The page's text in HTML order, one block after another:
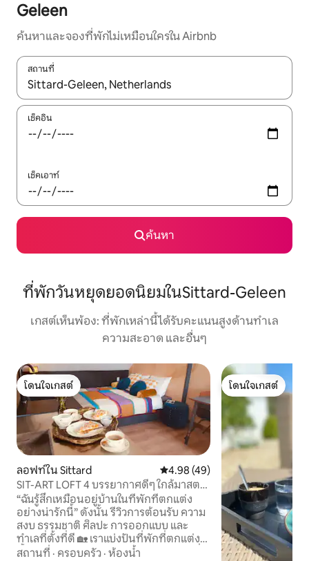
Geleen
ค้นหาและจองที่พักไม่เหมือนใครใน Airbnb
สถานที่
ใช้ลูกศรขึ้นลง หรือใช้การสัมผัสหรือปัด เพื่อสำรวจผลการค้นหา
เช็คอิน
เช็คเอาท์
ค้นหา
ที่พักวันหยุดยอดนิยมในSittard-Geleen
เกสต์เห็นพ้อง: ที่พักเหล่านี้ได้รับคะแนนสูงด้านทำเล
ความสะอาด และอื่นๆ
โดนใจเกสต์
โดนใจเกสต์
ลอฟท์ใน Sittard คะแนนเฉลี่ย 4.98 จาก 5, 49 รีวิว
4.98 (49)
SIT-ART LOFT 4 บรรยากาศดีๆ ใกล้มาสตริ
ชต์ DE/BE/NL
“ฉันรู้สึกเหมือนอยู่บ้านในที่พักที่ตกแต่ง
อย่างน่ารักนี้” ดังนั้น รีวิวการต้อนรับ ความ
สงบ ธรรมชาติ ศิลปะ การออกแบบ และ
ทำเลที่ตั้งที่ดี 🏡 เราแบ่งปันที่พักที่ตกแต่ง
ดั้งเดิมในซิตตาร์ดกับคุณ สตูดิโอลอฟท์ที่
สถานที่ · ครอบครัว · ห้องน้ำ
โดนใจเกสต์
โดนใจเกสต์